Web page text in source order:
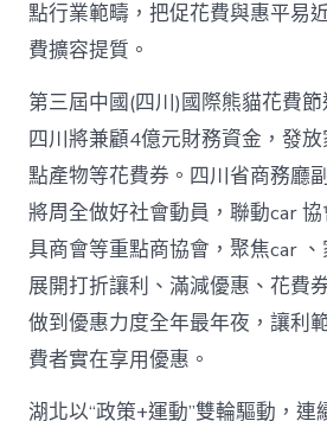
點行業範疇，把促花費與惠平易
費擴容提質。
第三屆中國(四川)國際熊貓花費節
四川將兼顧4億元財務資金，發
點產物等花費券。四川省商務廳
將周全做好社會動員，聯動car
具商會等重點商協會，聚焦car 、
展開打折讓利、滿減優惠、花費
做到優惠力度全年最年夜，讓利
費者實在享用優惠。
湖北以“政策+運動”雙輪驅動，